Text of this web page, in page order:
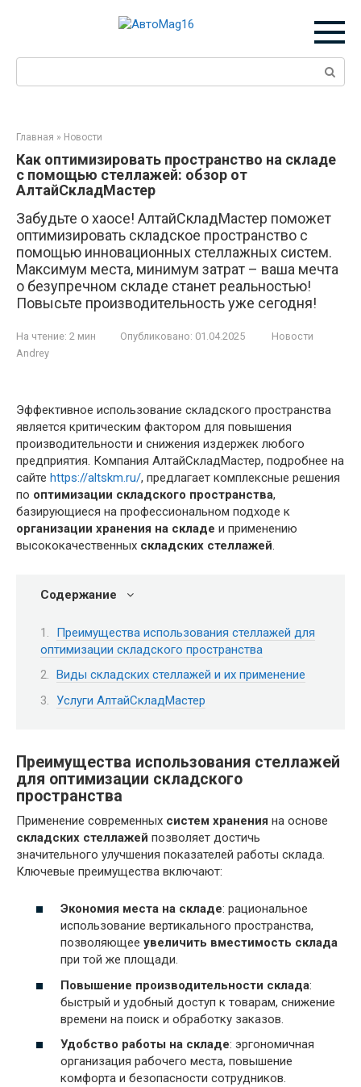
Поиск:
Главная » Новости
Как оптимизировать пространство на складе
с помощью стеллажей: обзор от
АлтайСкладМастер
Забудьте о хаосе! АлтайСкладМастер поможет
оптимизировать складское пространство с
помощью инновационных стеллажных систем.
Максимум места, минимум затрат – ваша мечта
о безупречном складе станет реальностью!
Повысьте производительность уже сегодня!
На чтение: 2 мин Опубликовано: 01.04.2025
Новости
Andrey
Эффективное использование складского пространства
является критическим фактором для повышения
производительности и снижения издержек любого
предприятия. Компания АлтайСкладМастер, подробнее на
сайте https://altskm.ru/, предлагает комплексные решения
по оптимизации складского пространства,
базирующиеся на профессиональном подходе к
организации хранения на складе и применению
высококачественных складских стеллажей.
Содержание
Преимущества использования стеллажей для
оптимизации складского пространства
Виды складских стеллажей и их применение
Услуги АлтайСкладМастер
Преимущества использования стеллажей
для оптимизации складского
пространства
Применение современных систем хранения на основе
складских стеллажей позволяет достичь
значительного улучшения показателей работы склада.
Ключевые преимущества включают:
Экономия места на складе: рациональное
использование вертикального пространства,
позволяющее увеличить вместимость склада
при той же площади.
Повышение производительности склада:
быстрый и удобный доступ к товарам, снижение
времени на поиск и обработку заказов.
Удобство работы на складе: эргономичная
организация рабочего места, повышение
комфорта и безопасности сотрудников.